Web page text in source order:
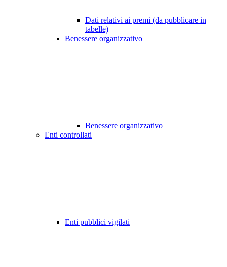
Dati relativi ai premi (da pubblicare in
tabelle)
Benessere organizzativo
Benessere organizzativo
Enti controllati
Enti pubblici vigilati